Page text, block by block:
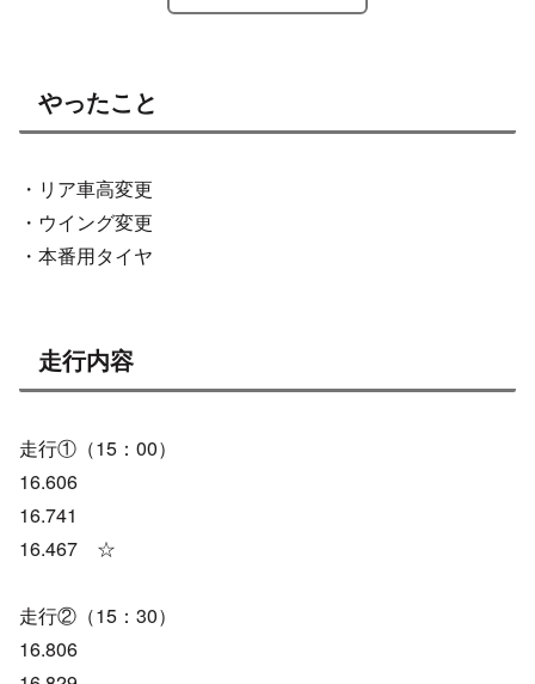
やったこと
・リア車高変更
・ウイング変更
・本番用タイヤ
走行内容
走行①（15：00）
16.606
16.741
16.467 ☆
走行②（15：30）
16.806